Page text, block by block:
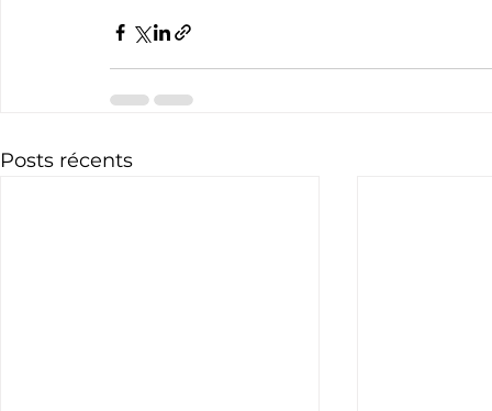
Posts récents